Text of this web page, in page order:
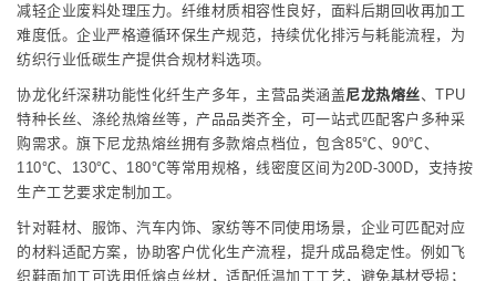
减轻企业废料处理压力。纤维材质相容性良好，面料后期回收再加工
难度低。企业严格遵循环保生产规范，持续优化排污与耗能流程，为
纺织行业低碳生产提供合规材料选项。
协龙化纤深耕功能性化纤生产多年，主营品类涵盖尼龙热熔丝、TPU
特种长丝、涤纶热熔丝等，产品品类齐全，可一站式匹配客户多种采
购需求。旗下尼龙热熔丝拥有多款熔点档位，包含85℃、90℃、
110℃、130℃、180℃等常用规格，线密度区间为20D-300D，支持按
生产工艺要求定制加工。
针对鞋材、服饰、汽车内饰、家纺等不同使用场景，企业可匹配对应
的材料适配方案，协助客户优化生产流程，提升成品稳定性。例如飞
织鞋面加工可选用低熔点丝材，适配低温加工工艺，避免基材受损；